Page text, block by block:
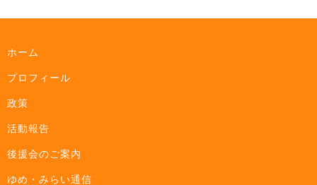
ホーム
プロフィール
政策
活動報告
後援会のご案内
ゆめ・みらい通信